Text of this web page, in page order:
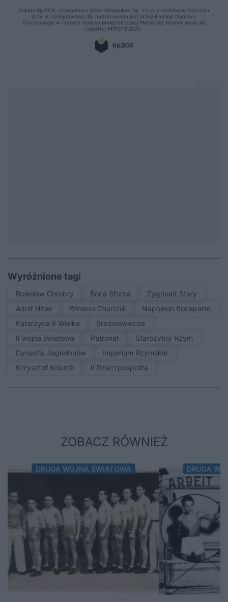
Wyróżnione tagi
Bolesław Chrobry Bona Sforza
Zygmunt Stary
Adolf Hitler
Winston Churchill
Napoleon Bonaparte
Katarzyna II Wielka
średniowiecze
II wojna światowa
patronat
Starożytny Rzym
Dynastia Jagiellonów
Imperium Rzymskie
Krzysztof Kolumb
II Rzeczpospolita
ZOBACZ RÓWNIEŻ
DRUGA WOJNA ŚWIATOWA DRUGA